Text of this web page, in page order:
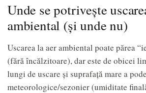
Unde se potrivește
ambiental (și unde nu)
Uscarea la aer ambiental poate părea
(fără încălzitoare), dar este de obicei
lungi de uscare și suprafață mare a
meteorologice/sezonier (umiditate